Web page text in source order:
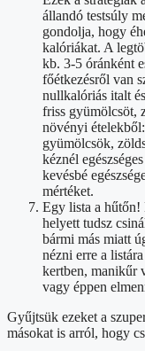
állandó testsúly
gondolja, hogy
kalóriákat. A
kb. 3-5 óránként
főétkezésről van
nullkalóriás italt
friss gyümölcsöt,
növényi
gyümölcsök,
kéznél
kevésbé
mértéket.
Egy lista a hűtőn!
helyett tudsz
bármi más miatt
nézni erre a
kertben, manikűr
vagy éppen
Gyűjtsük ezeket a
másokat is arról, hogy